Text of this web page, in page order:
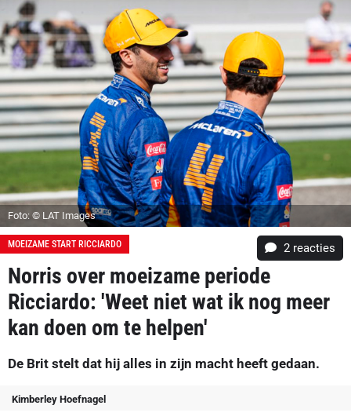
Foto: © LAT Images
MOEIZAME START RICCIARDO 2 reacties
Norris over moeizame periode
Ricciardo: 'Weet niet wat ik nog meer
kan doen om te helpen'
De Brit stelt dat hij alles in zijn macht heeft gedaan.
Kimberley Hoefnagel